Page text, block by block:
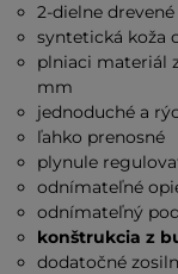
2-dielne
syntetická koža
plniaci materiál
mm
jednoduché a
ľahko prenosné
plynule
odnímateľné
odnímateľný
konštrukcia z
dodatočné